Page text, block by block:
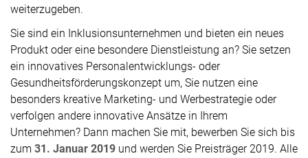
weiterzugeben.
Sie sind ein Inklusionsunternehmen und bieten ein neues
Produkt oder eine besondere Dienstleistung an? Sie setzen
ein innovatives Personalentwicklungs- oder
Gesundheitsförderungskonzept um, Sie nutzen eine
besonders kreative Marketing- und Werbestrategie oder
verfolgen andere innovative Ansätze in Ihrem
Unternehmen? Dann machen Sie mit, bewerben Sie sich bis
zum 31. Januar 2019 und werden Sie Preisträger 2019. Alle